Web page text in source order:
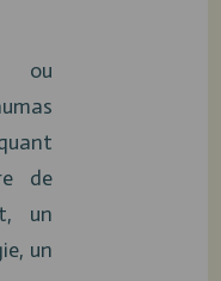
ou
de
un
un